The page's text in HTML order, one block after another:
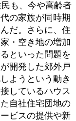
も、今や高齢者
の家族が同時期
だ。さらに、住
・空き地の増加
といった問題を
開発した郊外戸
ようという動き
しているハウス
自社住宅団地の
ビスの提供や新